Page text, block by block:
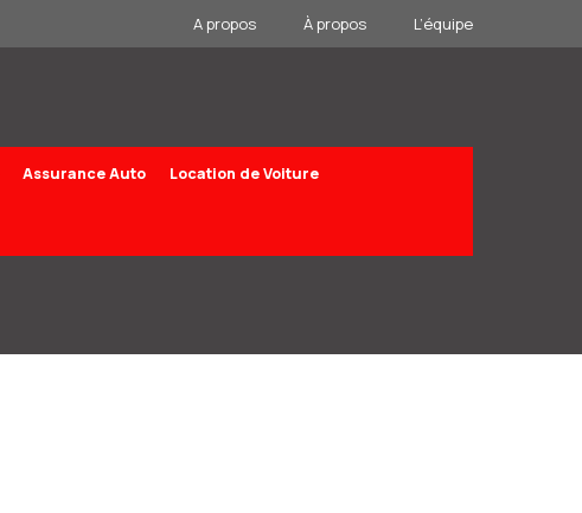
A propos À propos L’équipe
Assurance Auto Location de Voiture